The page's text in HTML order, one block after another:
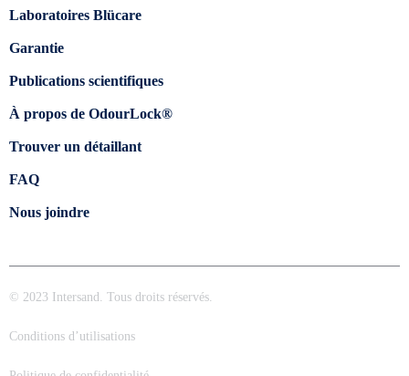
Laboratoires Blücare
Garantie
Publications scientifiques
À propos de OdourLock®
Trouver un détaillant
FAQ
Nous joindre
© 2023 Intersand. Tous droits réservés.
Conditions d’utilisations